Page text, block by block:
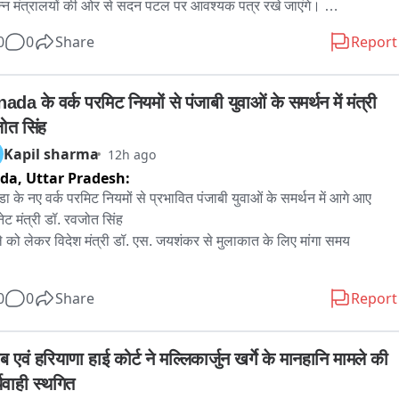
मंत्रालयों की ओर से सदन पटल पर आवश्यक पत्र रखे जाएंगे।
से Appropriation (No.3) Bill, 2026 पर प्राप्त संदेश सदन में प्रस्तुत
समिति (Estimates Committee) प्राकृतिक गैस की आपूर्ति और वितरण
अनुकूल कृषि पर अपनी रिपोर्ट पेश करेगी।
सशक्तिकरण समिति राष्ट्रीय महिला आयोग और जनजातीय महिलाओं की
सुविधाओं से जुड़ी एक्शन टेकन स्टेटमेंट रखेगी।
कल्याण समिति डाक विभाग में ओबीसी प्रतिनिधित्व और कल्याण पर रिपोर्ट पेश
संबंधी स्थायी समिति रक्षा बजट, सेना, नौसेना, वायुसेना, सीमा सड़क संगठन,
की स्थायी समिति साइबर अपराध, जम्मू-कश्मीर एवं लद्दाख की आंतरिक
और आपदा प्रबंधन पर रिपोर्ट पेश करेगी।
0 Share Report
के वर्क परमिट नियमों से पंजाबी युवाओं के समर्थन में मंत्री
सिंह
Kapil sharma 12h ago
Uttar Pradesh:
के नए वर्क परमिट नियमों से प्रभावित पंजाबी युवाओं के समर्थन में आगे आए
मंत्री डॉ. रवजोत सिंह
को लेकर विदेश मंत्री डॉ. एस. जयशंकर से मुलाकात के लिए मांगा समय
0 Share Report
एवं हरियाणा हाई कोर्ट ने मल्लिकार्जुन खर्गे के मानहानि मामले की
स्थगित